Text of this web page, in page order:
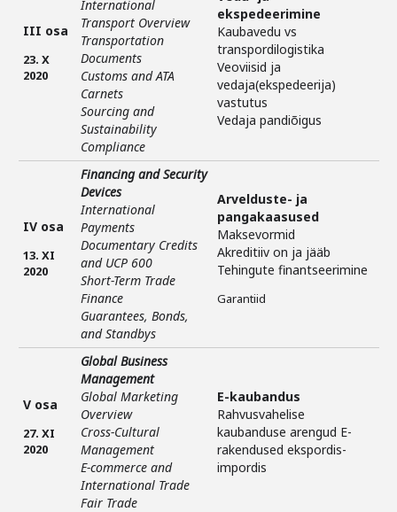
III osa
23. X
2020
International
Transport Overview
Transportation
Documents
Customs and ATA
Carnets
Sourcing and
Sustainability
Compliance
ekspedeerimine
Kaubavedu vs
transpordilogistika
Veoviisid ja
vedaja(ekspedeerija)
vastutus
Vedaja pandiõigus
IV osa
13. XI
2020
Financing and Security
Devices
International
Payments
Documentary Credits
and UCP 600
Short-Term Trade
Finance
Guarantees, Bonds,
and Standbys
Arvelduste- ja
pangakaasused
Maksevormid
Akreditiiv on ja jääb
Tehingute finantseerimine
Garantiid
V osa
27. XI
2020
Global Business
Management
Global Marketing
Overview
Cross-Cultural
Management
E-commerce and
International Trade
Fair Trade
E-kaubandus
Rahvusvahelise
kaubanduse arengud E-
rakendused ekspordis-
impordis